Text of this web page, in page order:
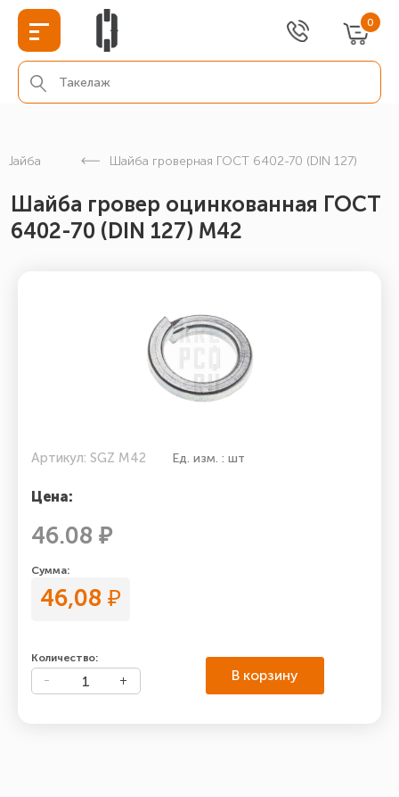
0
Шайба Шайба гроверная ГОСТ 6402-70 (DIN 127)
Шайба гровер оцинкованная ГОСТ
6402-70 (DIN 127) М42
Артикул: SGZ М42 Ед. изм. : шт
Цена:
46.08 ₽
Сумма:
46,08 ₽
Количество:
В корзину